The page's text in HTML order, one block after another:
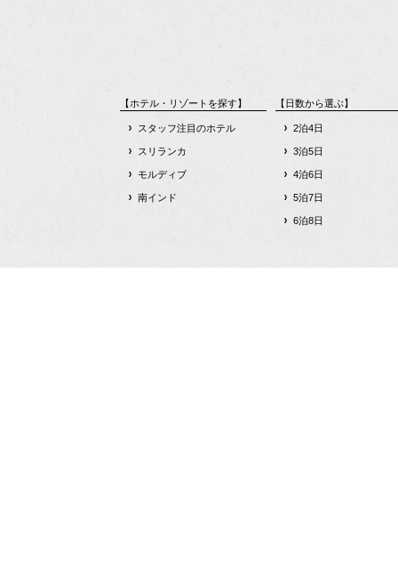
【ホテル・リゾートを探す】
スタッフ注目のホテル
スリランカ
モルディブ
南インド
【日数から選ぶ】
2泊4日
3泊5日
4泊6日
5泊7日
6泊8日